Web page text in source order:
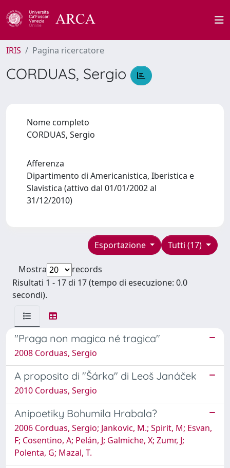
IRIS Pagina ricercatore
CORDUAS, Sergio
Nome completo
CORDUAS, Sergio
Afferenza
Dipartimento di Americanistica, Iberistica e
Slavistica (attivo dal 01/01/2002 al
31/12/2010)
Tutti (17)
Esportazione
Mostra
records
Risultati 1 - 17 di 17 (tempo di esecuzione: 0.0
secondi).
"Praga non magica né tragica"
2008 Corduas, Sergio
A proposito di "Šárka" di Leoš Janáček
2010 Corduas, Sergio
Anipoetiky Bohumila Hrabala?
2006 Corduas, Sergio; Jankovic, M.; Spirit, M; Esvan,
F; Cosentino, A; Pelán, J; Galmiche, X; Zumr, J;
Polenta, G; Mazal, T.